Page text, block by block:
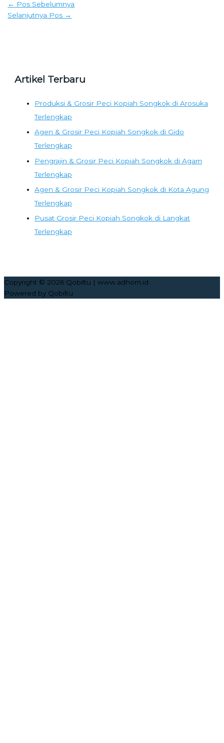
← Pos Sebelumnya
Selanjutnya Pos →
Artikel Terbaru
Produksi & Grosir Peci Kopiah Songkok di Arosuka
Terlengkap
Agen & Grosir Peci Kopiah Songkok di Gido
Terlengkap
Pengrajin & Grosir Peci Kopiah Songkok di Agam
Terlengkap
Agen & Grosir Peci Kopiah Songkok di Kota Agung
Terlengkap
Pusat Grosir Peci Kopiah Songkok di Langkat
Terlengkap
Copyright © 2026 Qobiltu | www.adhom.id
Powered by Qobiltu